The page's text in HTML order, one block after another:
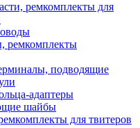
ремкомплекты для
ремкомплекты
подводящие
адаптеры
шайбы
для твитеров